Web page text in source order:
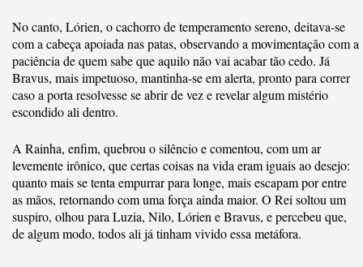
No canto, Lórien, o cachorro de temperamento sereno, deitava-se
com a cabeça apoiada nas patas, observando a movimentação com a
paciência de quem sabe que aquilo não vai acabar tão cedo. Já
Bravus, mais impetuoso, mantinha-se em alerta, pronto para correr
caso a porta resolvesse se abrir de vez e revelar algum mistério
escondido ali dentro.
A Rainha, enfim, quebrou o silêncio e comentou, com um ar
levemente irônico, que certas coisas na vida eram iguais ao desejo:
quanto mais se tenta empurrar para longe, mais escapam por entre
as mãos, retornando com uma força ainda maior. O Rei soltou um
suspiro, olhou para Luzia, Nilo, Lórien e Bravus, e percebeu que,
de algum modo, todos ali já tinham vivido essa metáfora.